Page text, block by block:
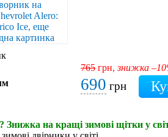
765 грн,знижка
690 грн
Знижка на кращі зимові щітки у